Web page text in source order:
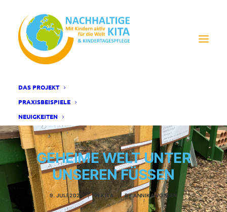
DAS PROJEKT
PRAXISBEISPIELE
NEUIGKEITEN
GEHEIME WELT UNTER
UNSEREN FÜSSEN
9. JULI 2025 | IN KITA BYANNIKA VOSSEN